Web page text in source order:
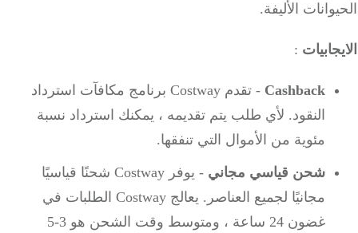
الأليفة.
:
Cashback
- تقدم Costway برنامج مكافآت استرداد
النقود.لأي طلب يتم تقديمه ، يمكنك استرداد نسبة
مئوية من الأموال التي تنفقها.
شحن قياسي مجاني
- يوفر Costway شحنًا قياسيًا
مجانيًا لجميع العناصر.
يعالج Costway الطلبات في
غضون 24 ساعة
، ومتوسط وقت الشحن هو 3-5